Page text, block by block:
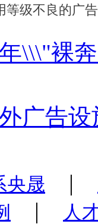
等级不良的广
\\\"裸
广告设
央晟 |
|
人